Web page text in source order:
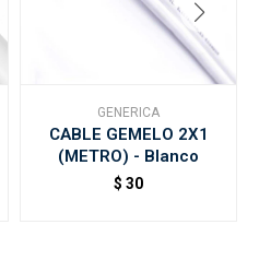
GENERICA
CABLE GEMELO 2X1
(METRO) - Blanco
$ 30